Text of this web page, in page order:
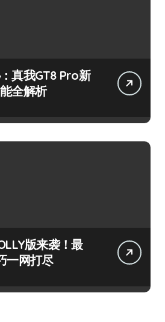
真我GT8 Pro新
全解析
版来袭！最
一网打尽